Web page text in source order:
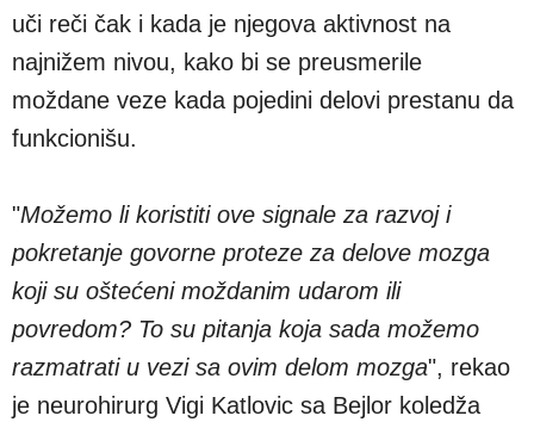
uči reči čak i kada je njegova aktivnost na
najnižem nivou, kako bi se preusmerile
moždane veze kada pojedini delovi prestanu da
funkcionišu.
"Možemo li koristiti ove signale za razvoj i
pokretanje govorne proteze za delove mozga
koji su oštećeni moždanim udarom ili
povredom? To su pitanja koja sada možemo
razmatrati u vezi sa ovim delom mozga", rekao
je neurohirurg Vigi Katlovic sa Bejlor koledža